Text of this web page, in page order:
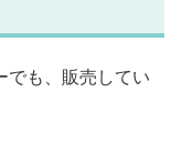
でも、販売してい